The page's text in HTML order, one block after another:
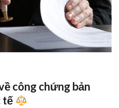
công chứng bản
tế